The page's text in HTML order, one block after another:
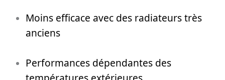
Moins efficace avec des radiateurs très
anciens
Performances dépendantes des